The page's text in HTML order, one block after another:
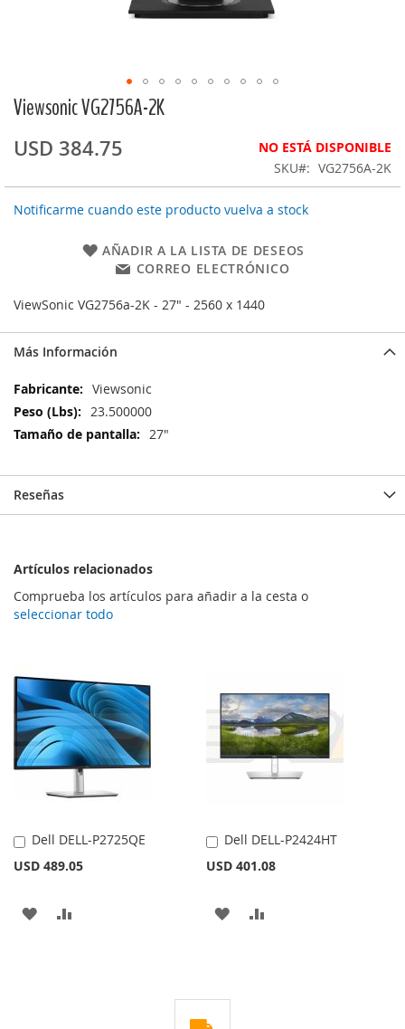
Viewsonic VG2756A-2K
USD 384.75
NO ESTÁ DISPONIBLE
SKU
VG2756A-2K
Notificarme cuando este producto vuelva a stock
AÑADIR A LA LISTA DE DESEOS
CORREO ELECTRÓNICO
ViewSonic VG2756a-2K - 27" - 2560 x 1440
Saltar
comienzo
de
de
Más Información
Más
Información
Viewsonic
23.500000
27"
Reseñas
Artículos relacionados
Comprueba los artículos para añadir a la cesta o
seleccionar todo
Dell DELL-P2725QE
USD 489.05
Añadir
al
carrito
AÑADIR
Dell DELL-P2424HT
USD 401.08
Añadir
al
carrito
AÑADIR